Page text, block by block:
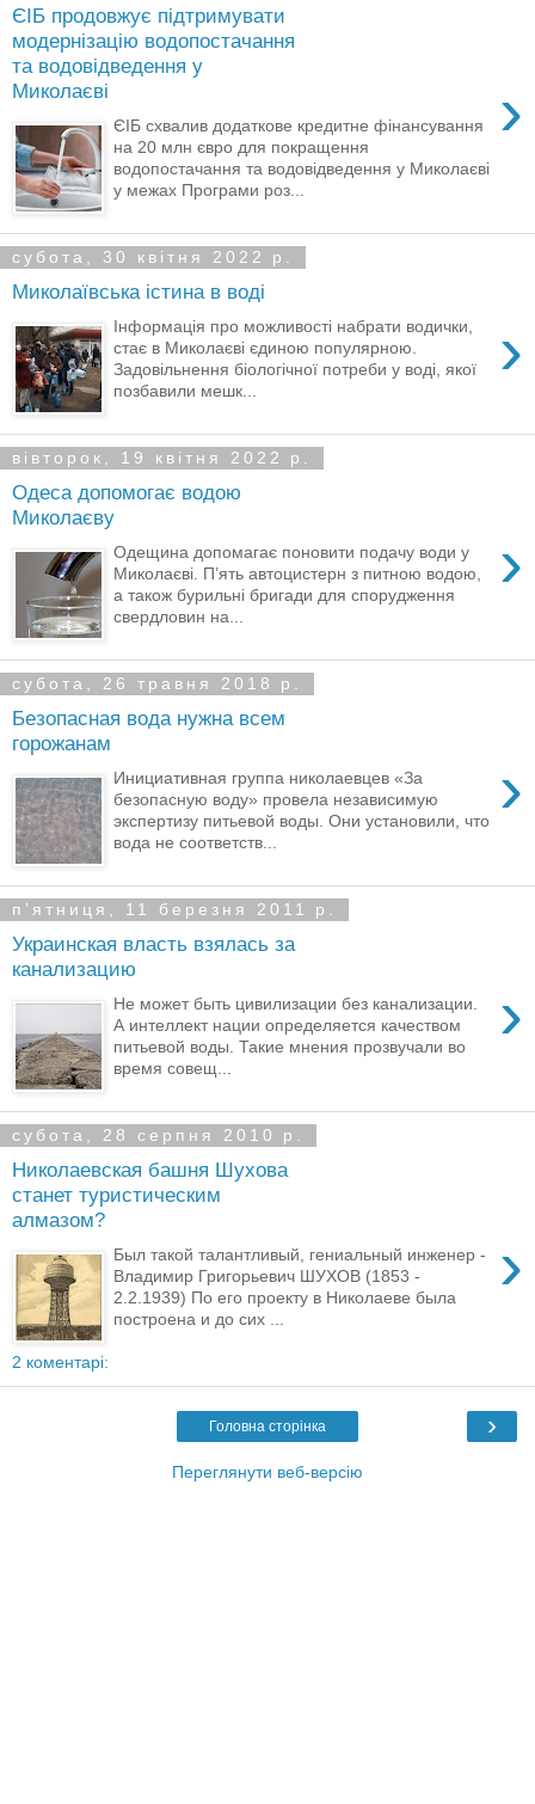
ЄІБ продовжує підтримувати
модернізацію водопостачання
та водовідведення у
Миколаєві
›
ЄІБ схвалив додаткове кредитне фінансування
на 20 млн євро для покращення
водопостачання та водовідведення у Миколаєві
у межах Програми роз...
субота, 30 квітня 2022 р.
Миколаївська істина в воді
›
Інформація про можливості набрати водички,
стає в Миколаєві єдиною популярною.
Задовільнення біологічної потреби у воді, якої
позбавили мешк...
вівторок, 19 квітня 2022 р.
Одеса допомогає водою
Миколаєву
›
Одещина допомагає поновити подачу води у
Миколаєві. П’ять автоцистерн з питною водою,
а також бурильні бригади для спорудження
свердловин на...
субота, 26 травня 2018 р.
Безопасная вода нужна всем
горожанам
›
Инициативная группа николаевцев «За
безопасную воду» провела независимую
экспертизу питьевой воды. Они установили, что
вода не соответств...
пʼятниця, 11 березня 2011 р.
Украинская власть взялась за
канализацию
›
Не может быть цивилизации без канализации.
А интеллект нации определяется качеством
питьевой воды. Такие мнения прозвучали во
время совещ...
субота, 28 серпня 2010 р.
Николаевская башня Шухова
станет туристическим
алмазом?
›
Был такой талантливый, гениальный инженер -
Владимир Григорьевич ШУХОВ (1853 -
2.2.1939) По его проекту в Николаеве была
построена и до сих ...
2 коментарі:
›
Головна сторінка
Переглянути веб-версію